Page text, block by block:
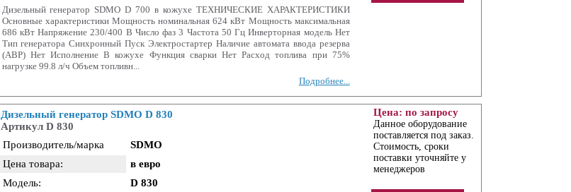
Дизельный генератор SDMO D 700 в кожухе ТЕХНИЧЕСКИЕ ХАРАКТЕРИСТИКИ
Основные характеристики Мощность номинальная 624 кВт Мощность максимальная
686 кВт Напряжение 230/400 В Число фаз 3 Частота 50 Гц Инверторная модель Нет
Тип генератора Синхронный Пуск Электростартер Наличие автомата ввода резерва
(АВР) Нет Исполнение В кожухе Функция сварки Нет Расход топлива при 75%
нагрузке 99.8 л/ч Объем топливн...
Подробнее...
Цена: по запросу
Данное оборудование
поставляется под заказ.
Стоимость, сроки
поставки уточняйте у
менеджеров
Дизельный генератор SDMO D 830
Артикул D 830
Производитель/марка
SDMO
Цена товара:
в евро
Модель:
D 830